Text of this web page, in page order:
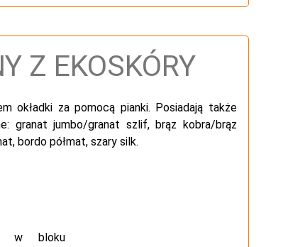
Z EKOSKÓRY
okładki za pomocą pianki. Posiadają także
granat jumbo/granat szlif, brąz kobra/brąz
bordo półmat, szary silk.